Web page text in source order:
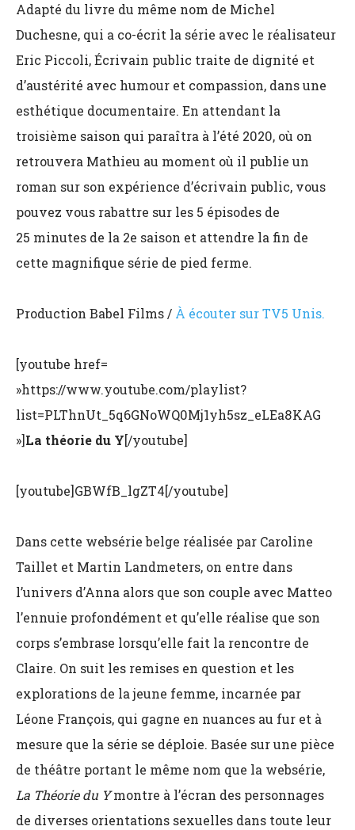
Adapté du livre du même nom de Michel
Duchesne, qui a co-écrit la série avec le réalisateur
Eric Piccoli, Écrivain public traite de dignité et
d’austérité avec humour et compassion, dans une
esthétique documentaire. En attendant la
troisième saison qui paraîtra à l’été 2020, où on
retrouvera Mathieu au moment où il publie un
roman sur son expérience d’écrivain public, vous
pouvez vous rabattre sur les 5 épisodes de
25 minutes de la 2e saison et attendre la fin de
cette magnifique série de pied ferme.
Production Babel Films / À écouter sur TV5 Unis.
[youtube href=
»https://www.youtube.com/playlist?
list=PLThnUt_5q6GNoWQ0Mj1yh5sz_eLEa8KAG
»]La théorie du Y[/youtube]
[youtube]GBWfB_lgZT4[/youtube]
Dans cette websérie belge réalisée par Caroline
Taillet et Martin Landmeters, on entre dans
l’univers d’Anna alors que son couple avec Matteo
l’ennuie profondément et qu’elle réalise que son
corps s’embrase lorsqu’elle fait la rencontre de
Claire. On suit les remises en question et les
explorations de la jeune femme, incarnée par
Léone François, qui gagne en nuances au fur et à
mesure que la série se déploie. Basée sur une pièce
de théâtre portant le même nom que la websérie,
La Théorie du Ymontre à l’écran des personnages
de diverses orientations sexuelles dans toute leur